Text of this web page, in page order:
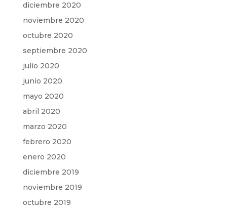
diciembre 2020
noviembre 2020
octubre 2020
septiembre 2020
julio 2020
junio 2020
mayo 2020
abril 2020
marzo 2020
febrero 2020
enero 2020
diciembre 2019
noviembre 2019
octubre 2019